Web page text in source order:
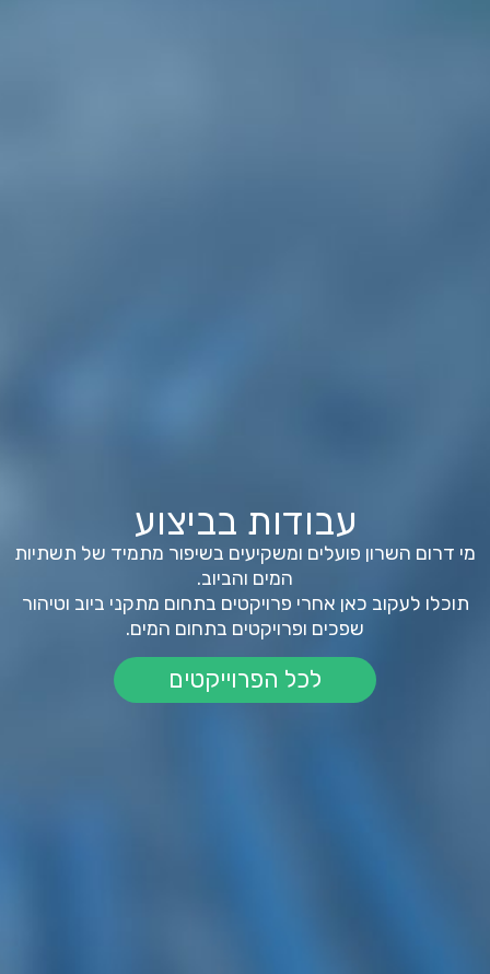
עבודות בביצוע
מי דרום השרון פועלים ומשקיעים בשיפור מתמיד של תשתיות
המים והביוב.
תוכלו לעקוב כאן אחרי פרויקטים בתחום מתקני ביוב וטיהור
שפכים ופרויקטים בתחום המים.
לכל הפרוייקטים